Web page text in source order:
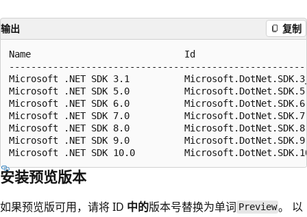
输出 复制
Name                            Id
Microsoft .NET SDK 3.1
Microsoft .NET SDK 5.0
Microsoft .NET SDK 6.0
Microsoft .NET SDK 7.0
Microsoft .NET SDK 8.0
Microsoft .NET SDK 9.0
安装预览版本
如果预览版可用，请将 ID 中的版本号替换为单词 Preview。 以